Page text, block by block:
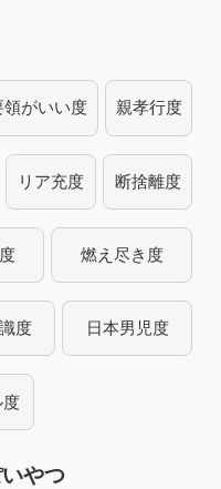
領がいい度 親孝行度
リア充度 断捨離度
燃え尽き度
度 日本男児度
度
やつ